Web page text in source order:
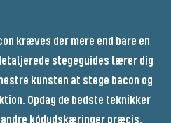
kræves der mere end bare en
stegeguides lærer dig
kunsten at stege bacon og
Opdag de bedste teknikker